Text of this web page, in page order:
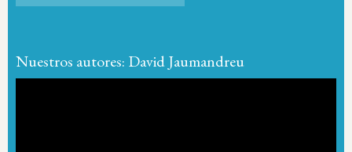
Nuestros autores: David Jaumandreu